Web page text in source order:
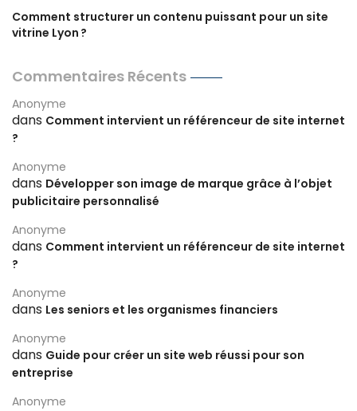
Comment structurer un contenu puissant pour un site
vitrine Lyon ?
Commentaires Récents
Anonyme
dans Comment intervient un référenceur de site internet
?
Anonyme
dans Développer son image de marque grâce à l’objet
publicitaire personnalisé
Anonyme
dans Comment intervient un référenceur de site internet
?
Anonyme
dans Les seniors et les organismes financiers
Anonyme
dans Guide pour créer un site web réussi pour son
entreprise
Anonyme